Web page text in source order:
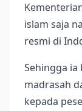
islam saja
resmi di
Sehingga ia
madrasah
kepada